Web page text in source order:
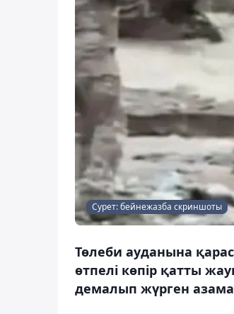
Сурет: бейнежазба скриншоты
Төлеби ауданына
өтпелі көпір қатты
демалып жүрген